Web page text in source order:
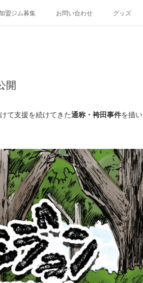
盟ジム募集 お問い合わせ グッズ
開
て支援を続けてきた通称・袴田事件を描い